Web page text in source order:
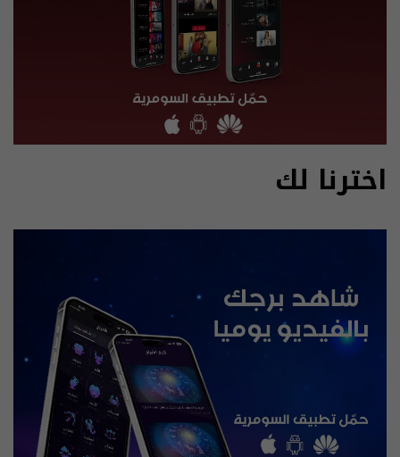
اخترنا لك